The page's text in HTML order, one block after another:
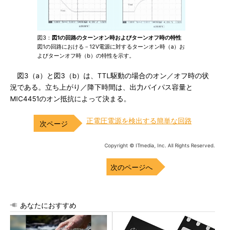
図3： 図1の回路のターンオン時およびターンオフ時の特性
図1の回路における－12V電源に対するターンオン時（a）お
よびターンオフ時（b）の特性を示す。
図3（a）と図3（b）は、TTL駆動の場合のオン／オフ時の状
況である。立ち上がり／降下時間は、出力バイパス容量と
MIC4451のオン抵抗によって決まる。
正電圧電源を検出する簡単な回路
Copyright © ITmedia, Inc. All Rights Reserved.
次のページへ
あなたにおすすめ